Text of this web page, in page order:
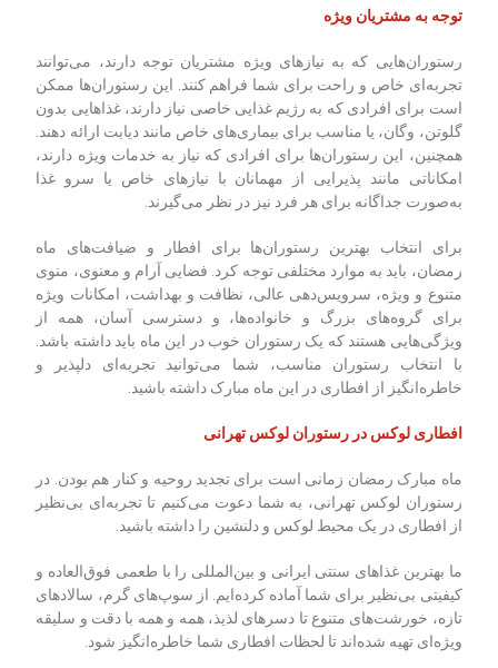
توجه به مشتریان ویژه
رستوران‌هایی که به نیازهای ویژه مشتریان توجه دارند، می‌توانند
تجربه‌ای خاص و راحت برای شما فراهم کنند. این رستوران‌ها ممکن
است برای افرادی که به رژیم غذایی خاصی نیاز دارند، غذاهایی بدون
گلوتن، وگان، یا مناسب برای بیماری‌های خاص مانند دیابت ارائه دهند.
همچنین، این رستوران‌ها برای افرادی که نیاز به خدمات ویژه دارند،
امکاناتی مانند پذیرایی از مهمانان با نیازهای خاص یا سرو غذا
به‌صورت جداگانه برای هر فرد نیز در نظر می‌گیرند.
برای انتخاب بهترین رستوران‌ها برای افطار و ضیافت‌های ماه
رمضان، باید به موارد مختلفی توجه کرد. فضایی آرام و معنوی، منوی
متنوع و ویژه، سرویس‌دهی عالی، نظافت و بهداشت، امکانات ویژه
برای گروه‌های بزرگ و خانواده‌ها، و دسترسی آسان، همه از
ویژگی‌هایی هستند که یک رستوران خوب در این ماه باید داشته باشد.
با انتخاب رستوران مناسب، شما می‌توانید تجربه‌ای دلپذیر و
خاطره‌انگیز از افطاری در این ماه مبارک داشته باشید.
افطاری لوکس در رستوران لوکس تهرانی
ماه مبارک رمضان زمانی است برای تجدید روحیه و کنار هم بودن. در
رستوران لوکس تهرانی، به شما دعوت می‌کنیم تا تجربه‌ای بی‌نظیر
از افطاری در یک محیط لوکس و دلنشین را داشته باشید.
ما بهترین غذاهای سنتی ایرانی و بین‌المللی را با طعمی فوق‌العاده و
کیفیتی بی‌نظیر برای شما آماده کرده‌ایم. از سوپ‌های گرم، سالادهای
تازه، خورشت‌های متنوع تا دسرهای لذیذ، همه و همه با دقت و سلیقه
ویژه‌ای تهیه شده‌اند تا لحظات افطاری شما خاطره‌انگیز شود.